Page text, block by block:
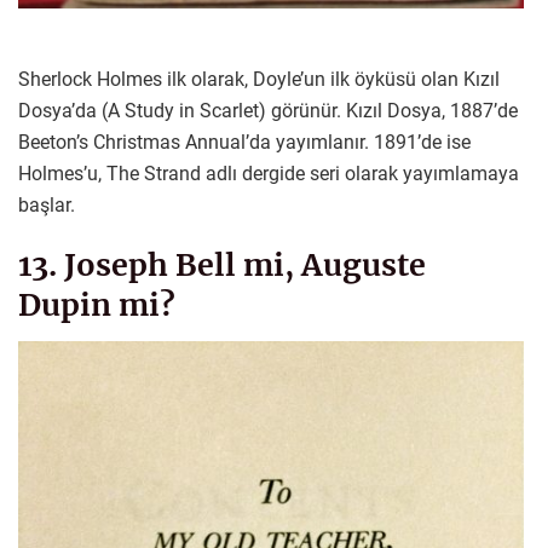
Sherlock Holmes ilk olarak, Doyle’un ilk öyküsü olan Kızıl
Dosya’da (A Study in Scarlet) görünür. Kızıl Dosya, 1887’de
Beeton’s Christmas Annual’da yayımlanır. 1891’de ise
Holmes’u, The Strand adlı dergide seri olarak yayımlamaya
başlar.
13. Joseph Bell mi, Auguste
Dupin mi?